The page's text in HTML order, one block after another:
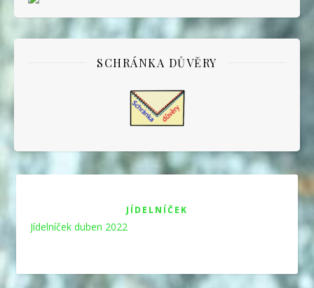
SCHRÁNKA DŮVĚRY
JÍDELNÍČEK
Jídelníček duben 2022